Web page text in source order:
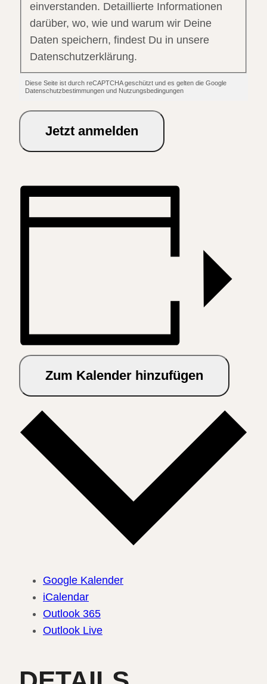
einverstanden. Detaillierte Informationen
darüber, wo, wie und warum wir Deine
Daten speichern, findest Du in unsere
Datenschutzerklärung.
Diese Seite ist durch reCAPTCHA geschützt und es gelten die Google
Datenschutzbestimmungen und Nutzungsbedingungen
Jetzt anmelden
Zum Kalender hinzufügen
Google Kalender
iCalendar
Outlook 365
Outlook Live